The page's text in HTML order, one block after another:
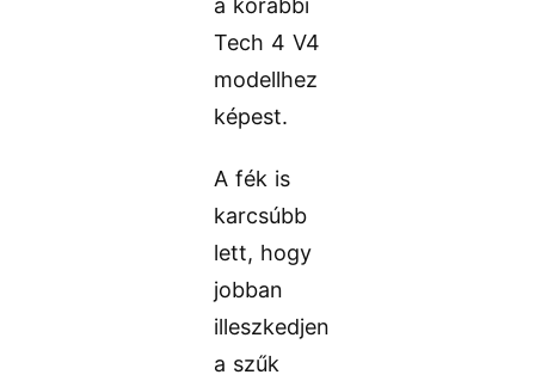
a korábbi
Tech 4 V4
modellhez
képest.
A fék is
karcsúbb
lett, hogy
jobban
illeszkedjen
a szűk